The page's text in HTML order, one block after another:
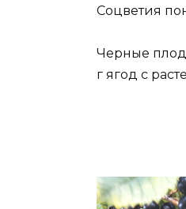
Соцветия
Черные
г ягод с